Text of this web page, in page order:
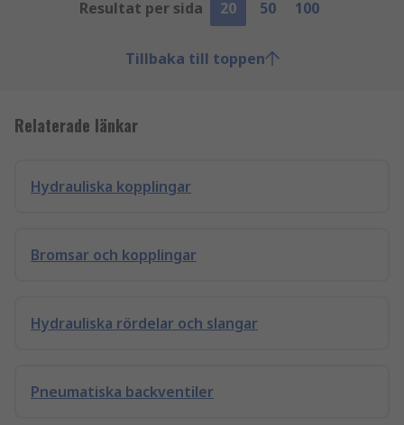
Resultat per sida
20 50 100
Tillbaka till toppen
Relaterade länkar
Hydrauliska kopplingar
Bromsar och kopplingar
Hydrauliska rördelar och slangar
Pneumatiska backventiler